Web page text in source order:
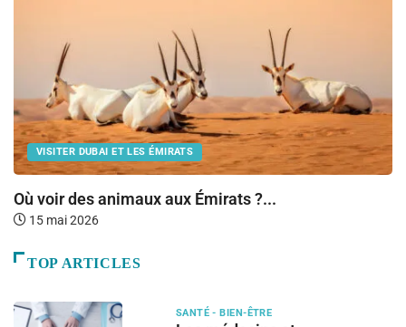
VISITER DUBAI ET LES ÉMIRATS
Où voir des animaux aux Émirats ?...
15 mai 2026
TOP ARTICLES
SANTÉ - BIEN-ÊTRE